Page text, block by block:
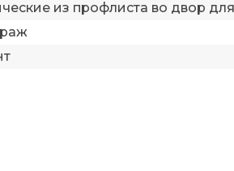
из профлиста во двор